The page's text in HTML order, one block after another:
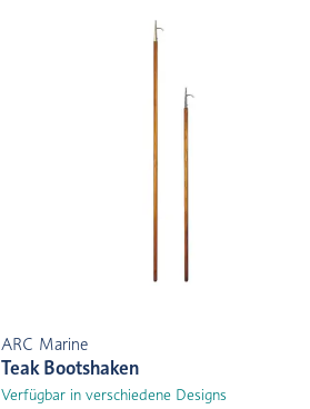
ARC Marine
Teak Bootshaken
Verfügbar in verschiedene Designs